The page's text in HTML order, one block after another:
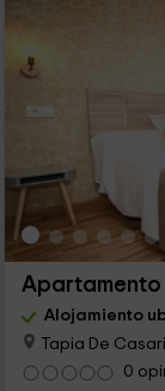
Apartamento
Alojamiento
Tapia De
0